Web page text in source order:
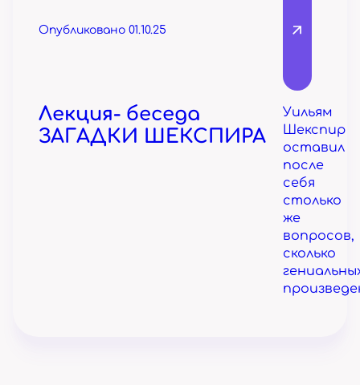
Опубликовано 01.10.25
Лекция- беседа
ЗАГАДКИ ШЕКСПИРА
Уильям
Шекспир
оставил
после
себя
столько
же
вопросов,
сколько